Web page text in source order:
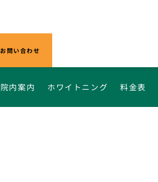
お問い合わせ
院内案内 ホワイトニング 料金表